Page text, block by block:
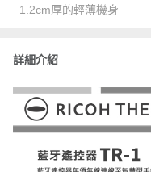
1.2cm厚的輕薄機身
詳細介紹